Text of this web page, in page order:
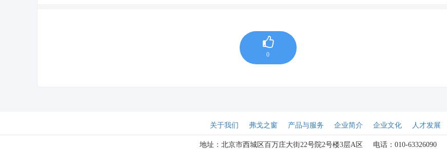
0
关于我们 弗戈之窗 产品与服务 企业简介 企业文化 人才发展
地址：北京市西城区百万庄大街22号院2号楼3层A区 电话：010-63326090